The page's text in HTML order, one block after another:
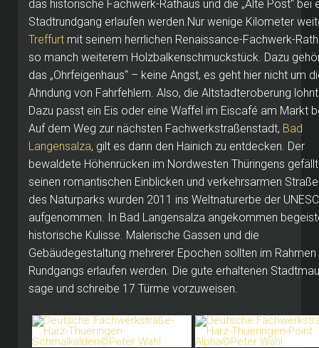
das historische Fachwerk-Rathaus und die „Alte Post“ bei
Stadtrundgang erlaufen werden.Nur wenige Kilometer
Treffurt mit seinem herrlichen Renaissance-Fachwerk-
so manch weiterem Holzbalkenschmuckstück. Dazu
das „Ohrfeigenhaus“ – keine Angst, es geht hier nicht um
Ahndung von Fahrfehlern. Also, die Altstadteroberung
Dazu passt ein Eis oder eine Waffel im Eiscafé am Markt
Auf dem Weg zur nächsten Fachwerkstraßenstadt, Bad
Langensalza, gilt es dann den Hainich zu entdecken. Der
bewaldete Höhenrücken im Nordwesten Thüringens
seinen romantischen Einblicken und verkehrsarmen
des Naturparks wurden 2011 ins Weltnaturerbe der
aufgenommen. In Bad Langensalza angekommen
historische Kulisse. Malerische Gassen und die
Gebäudegestaltung mehrerer Epochen sollten im Rahmen
Rundgangs erlaufen werden. Die gute erhaltenen
sage und schreibe 17 Türme vorzuweisen.